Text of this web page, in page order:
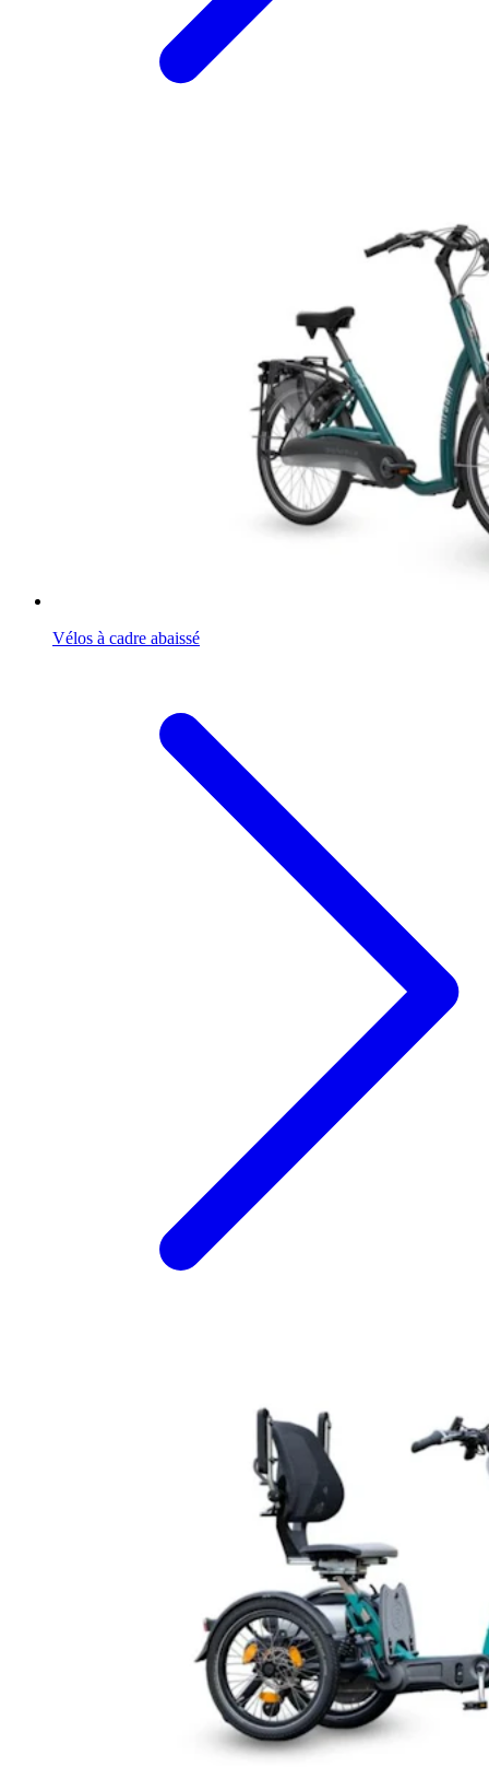
Vélos à cadre abaissé